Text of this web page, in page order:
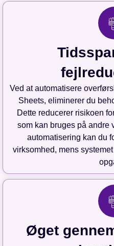
Ved at automatisere
Sheets, eliminerer du
Dette reducerer risikoen
som kan bruges på andre
automatisering kan du
virksomhed, mens
Øget